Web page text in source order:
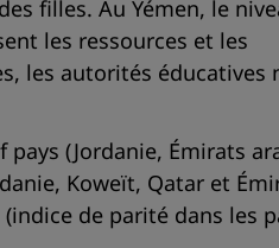
filles. Au Yémen, le
les ressources et les
les autorités éducatives
(Jordanie, Émirats
Koweït, Qatar et
de parité dans les